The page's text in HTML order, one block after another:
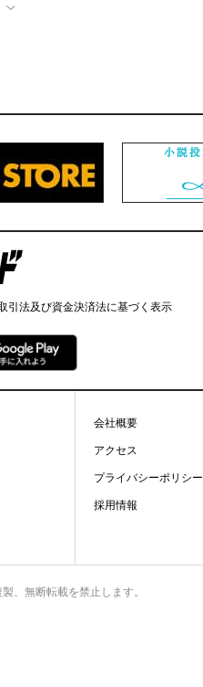
引法及び資金決済法に基づく表示
会社概要
アクセス
プライバシーポリシー
採用情報
、無断転載を禁止します。